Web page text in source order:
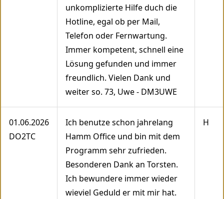
unkomplizierte Hilfe duch die
Hotline, egal ob per Mail,
Telefon oder Fernwartung.
Immer kompetent, schnell eine
Lösung gefunden und immer
freundlich. Vielen Dank und
weiter so. 73, Uwe - DM3UWE
01.06.2026
DO2TC
Ich benutze schon jahrelang
Hamm Office und bin mit dem
Programm sehr zufrieden.
Besonderen Dank an Torsten.
Ich bewundere immer wieder
wieviel Geduld er mit mir hat.
H